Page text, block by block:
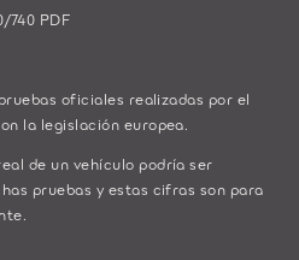
740 PDF
oficiales realizadas por el
la legislación europea.
de un vehículo podría ser
pruebas y estas cifras son para